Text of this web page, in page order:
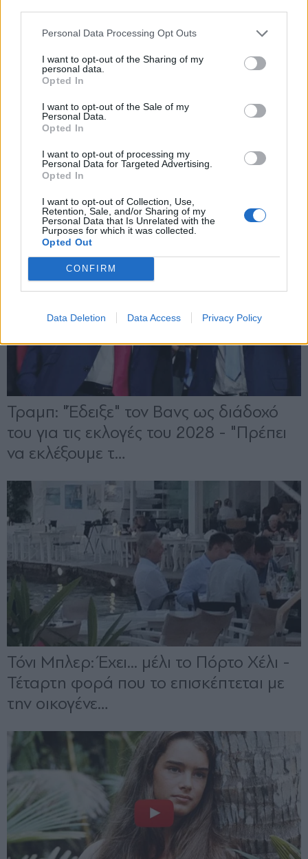
Personal Data Processing Opt Outs
I want to opt-out of the Sharing of my
personal data.
Opted In
I want to opt-out of the Sale of my
Personal Data.
Opted In
I want to opt-out of processing my
Personal Data for Targeted Advertising.
Opted In
I want to opt-out of Collection, Use,
Retention, Sale, and/or Sharing of my
Personal Data that Is Unrelated with the
Purposes for which it was collected.
Opted Out
CONFIRM
Data Deletion Data Access Privacy Policy
Αποδέχομαι τους
και την πολιτική απορρήτου
X